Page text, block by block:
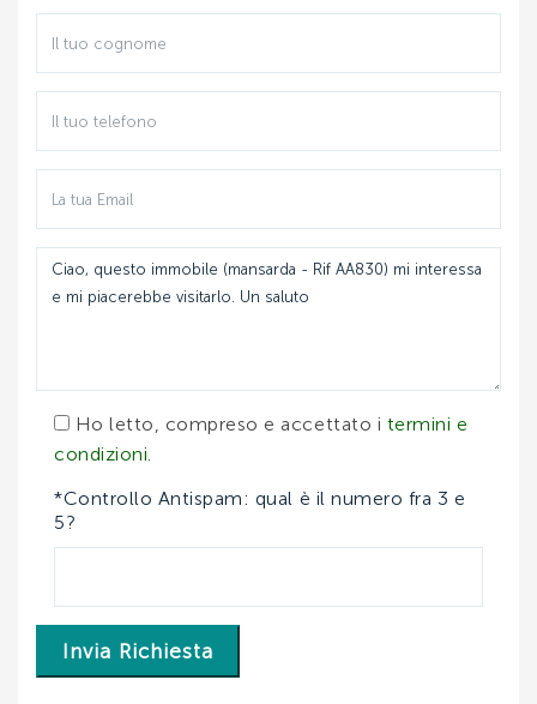
SETTEMBRE: € 700
Ho letto, compreso e accettato i termini e
condizioni.
*Controllo Antispam: qual è il numero fra 3 e
5?
Invia Richiesta